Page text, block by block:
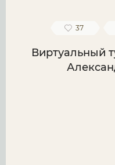
37
Виртуальный